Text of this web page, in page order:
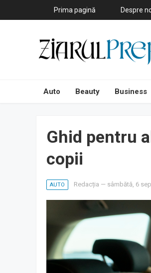
Prima pagină Despre
Auto Beauty Business
Ghid pentru
copii
AUTO Redacția — sâmbătă, 6